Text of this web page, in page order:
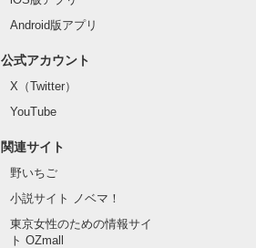
Android版アプリ
公式アカウント
X（Twitter）
YouTube
関連サイト
野いちご
小説サイト ノベマ！
東京女性のための情報サイ
ト OZmall